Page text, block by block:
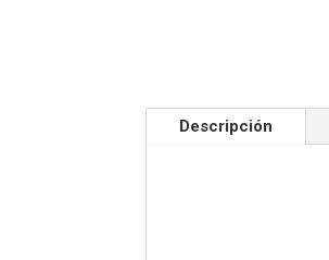
Descripción